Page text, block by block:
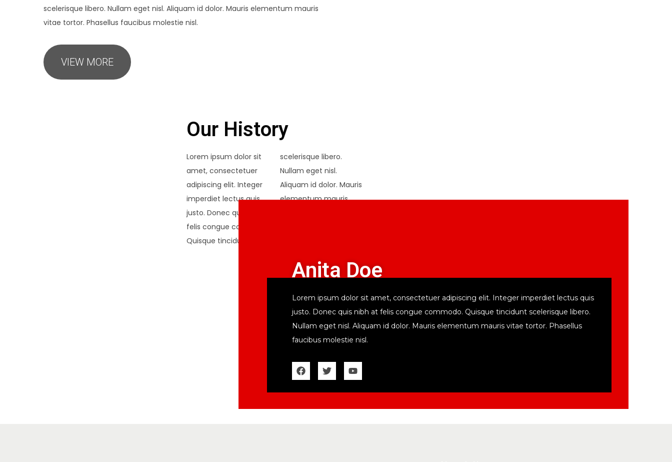
scelerisque libero. Nullam eget nisl. Aliquam id dolor. Mauris elementum mauris
vitae tortor. Phasellus faucibus molestie nisl.
VIEW MORE
Our History
Lorem ipsum dolor sit
amet, consectetuer
adipiscing elit. Integer
imperdiet lectus quis
justo. Donec quis nibh at
felis congue commodo.
Quisque tincidunt
scelerisque libero.
Nullam eget nisl.
Aliquam id dolor. Mauris
elementum mauris
vitae tortor. Phasellus
Anita Doe
Lorem ipsum dolor sit amet, consectetuer adipiscing elit. Integer imperdiet lectus quis
justo. Donec quis nibh at felis congue commodo. Quisque tincidunt scelerisque libero.
Nullam eget nisl. Aliquam id dolor. Mauris elementum mauris vitae tortor. Phasellus
faucibus molestie nisl.